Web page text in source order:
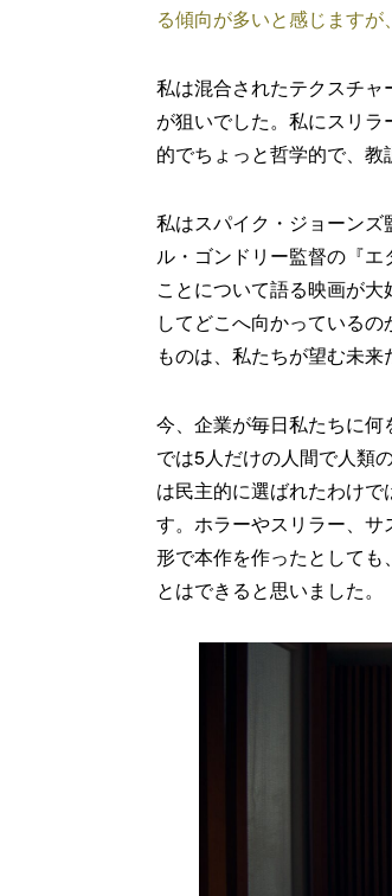
る傾向が多いと感じますが
私は混合されたテクスチ
が狙いでした。私にスリ
的でちょっと哲学的で、教
私はスパイク・ジョーン
ル・ゴンドリー監督の『
ことについて語る映画が
してどこへ向かっている
ものは、私たちが望む未来
今、企業が毎日私たちに
では5人だけの人間で人類
は民主的に選ばれたわけ
す。ホラーやスリラー、
形で本作を作ったとして
とはできると思いました。